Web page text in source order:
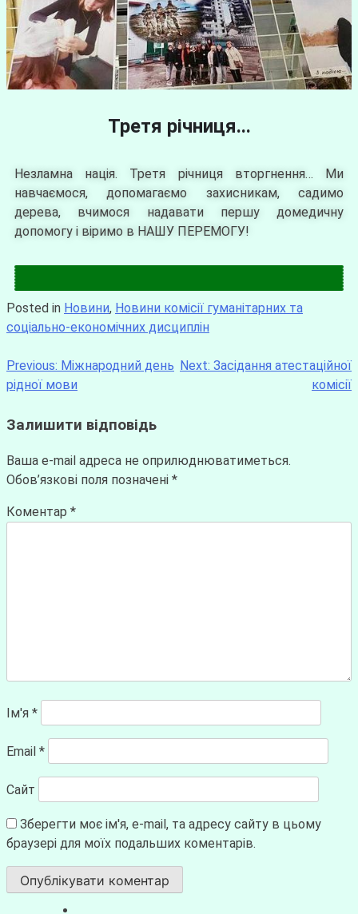
Третя річниця...
Незламна нація. Третя річниця вторгнення… Ми
навчаємося, допомагаємо захисникам, садимо
дерева, вчимося надавати першу домедичну
допомогу і віримо в НАШУ ПЕРЕМОГУ!
Posted in Новини, Новини комісії гуманітарних та
соціально-економічних дисциплін
Previous: Міжнародний день
рідної мови
Next: Засідання атестаційної
комісії
Залишити відповідь
Ваша e-mail адреса не оприлюднюватиметься.
Обов’язкові поля позначені *
Коментар *
Ім'я *
Email *
Сайт
Зберегти моє ім'я, e-mail, та адресу сайту в цьому
браузері для моїх подальших коментарів.